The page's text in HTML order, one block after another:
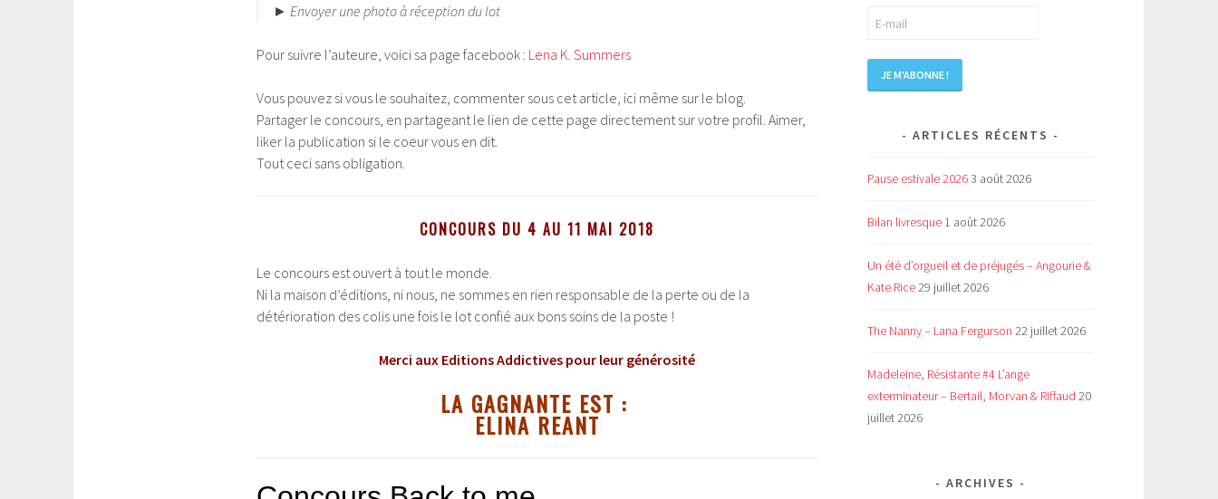
► Envoyer une photo à réception du lot
Pour suivre l’auteure, voici sa page facebook : Lena K. Summers
Vous pouvez si vous le souhaitez, commenter sous cet article, ici même sur le blog.
Partager le concours, en partageant le lien de cette page directement sur votre profil. Aimer,
liker la publication si le coeur vous en dit.
Tout ceci sans obligation.
CONCOURS DU 4 AU 11 MAI 2018
Le concours est ouvert à tout le monde.
Ni la maison d’éditions, ni nous, ne sommes en rien responsable de la perte ou de la
détérioration des colis une fois le lot confié aux bons soins de la poste !
Merci aux Editions Addictives pour leur générosité
LA GAGNANTE EST :
ELINA REANT
ARTICLES RÉCENTS
Pause estivale 20263 août 2026
Bilan livresque 1 août 2026
Un été d’orgueil et de préjugés – Angourie &
Kate Rice29 juillet 2026
The Nanny – Lana Fergurson 22 juillet 2026
Madeleine, Résistante #4 L’ange
exterminateur – Bertail, Morvan & Riffaud 20
juillet 2026
ARCHIVES